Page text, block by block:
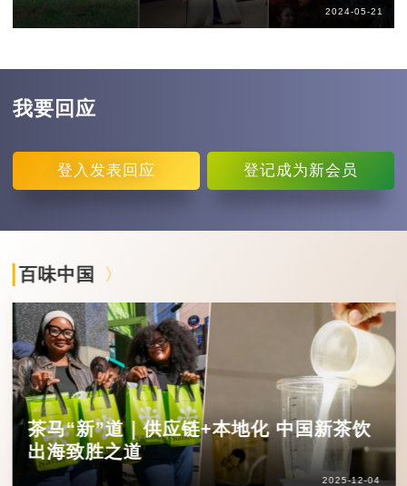
2024-05-21
我要回应
登入 发表回应 登记成为新会员
百味中国
茶马“新”道｜供应链+本地化 中国新茶饮
出海致胜之道
2025-12-04